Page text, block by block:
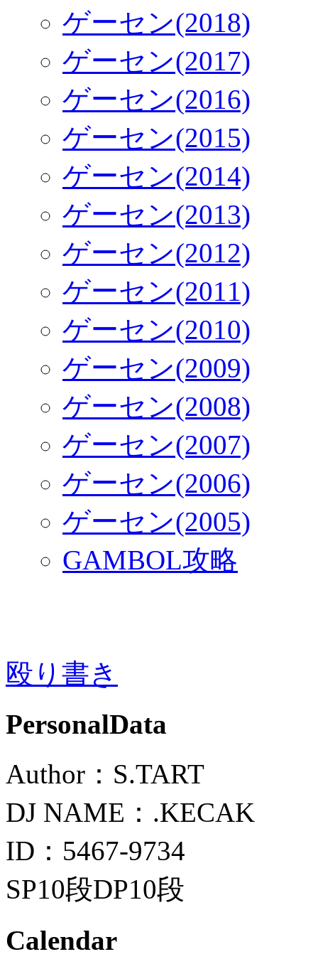
ゲーセン(2018)
ゲーセン(2017)
ゲーセン(2016)
ゲーセン(2015)
ゲーセン(2014)
ゲーセン(2013)
ゲーセン(2012)
ゲーセン(2011)
ゲーセン(2010)
ゲーセン(2009)
ゲーセン(2008)
ゲーセン(2007)
ゲーセン(2006)
ゲーセン(2005)
GAMBOL攻略
殴り書き
PersonalData
Author：S.TART
DJ NAME：.KECAK
ID：5467-9734
SP10段DP10段
Calendar